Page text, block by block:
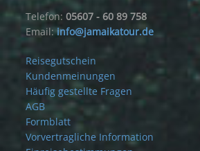
Telefon:05607 - 60 89 758
Email:info@jamaikatour.de
Reisegutschein
Kundenmeinungen
Häufig gestellte Fragen
AGB
Formblatt
Vorvertragliche Information